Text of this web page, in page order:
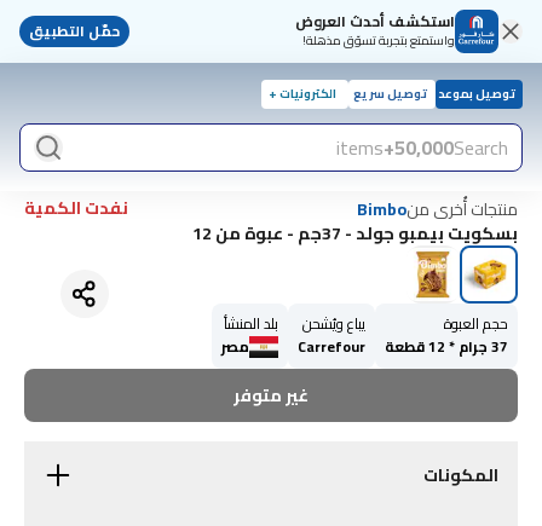
استكشف أحدث العروض
واستمتع بتجربة تسوّق مذهلة! حمّل التطبيق
توصيل بموعد توصيل سريع الكترونيات +
Search
50,000+
items
منتجات أُخرى منBimbo
نفدت الكمية
بسكويت بيمبو جولد - 37جم - عبوة من 12
حجم العبوة
37 جرام * 12 قطعة
يباع ويُشحن
Carrefour
بلد المنشأ
مصر
غير متوفر
المكونات